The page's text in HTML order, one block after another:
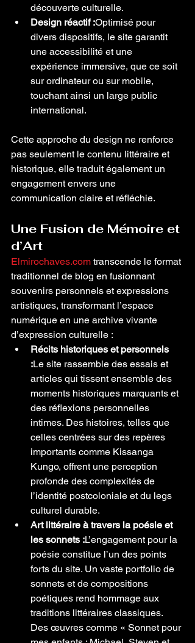
découverte culturelle.
Design réactif :Optimisé pour
divers dispositifs, le site garantit
une accessibilité et une
expérience immersive, que ce soit
sur ordinateur ou sur mobile,
touchant ainsi un large public
international.
Cette approche du design ne renforce
pas seulement le contenu littéraire et
historique, elle traduit également un
engagement envers une
communication claire et réfléchie.
Une Fusion de Mémoire et
d’Art
Elmirochaves.com transcende le format
traditionnel de blog en fusionnant
souvenirs personnels et expressions
artistiques, transformant l’espace
numérique en une archive vivante
d’expression culturelle :
Récits historiques et personnels
:Le site rassemble des essais et
articles qui tissent ensemble des
moments historiques marquants et
des réflexions personnelles
intimes. Des histoires, telles que
celles centrées sur des repères
importants comme Kissanga
Kungo, offrent une perception
profonde des complexités de
l’identité postcoloniale et du legs
culturel durable.
Art littéraire à travers la poésie et
les sonnets :L’engagement pour la
poésie constitue l’un des points
forts du site. Un vaste portfolio de
sonnets et de compositions
poétiques rend hommage aux
traditions littéraires classiques.
Des œuvres comme « Sonnet pour